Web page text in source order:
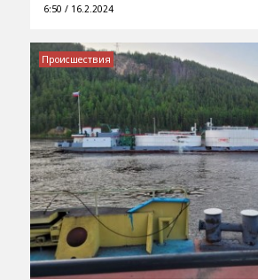
6:50 / 16.2.2024
Происшествия